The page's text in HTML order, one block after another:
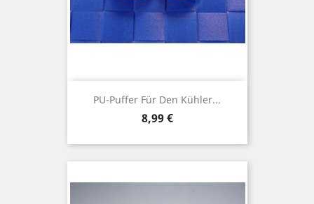
PU-Puffer Für Den Kühler...
Preis
8,99 €